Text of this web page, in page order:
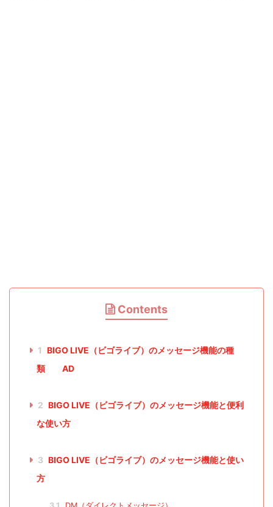
Contents
1 BIGO LIVE（ビゴライブ）のメッセージ機能の種
類 AD
2 BIGO LIVE（ビゴライブ）のメッセージ機能と便利
な使い方
3 BIGO LIVE（ビゴライブ）のメッセージ機能と使い
方